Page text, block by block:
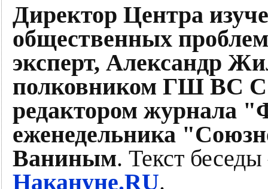
Директор Центра
общественных
эксперт, Александр
полковником ГШ ВС
редактором журнала
еженедельника
Ваниным. Текст
Накануне.RU.